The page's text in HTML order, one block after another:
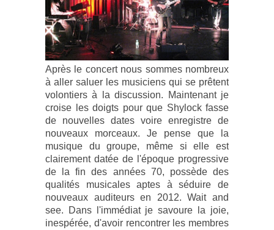
Après le concert nous sommes nombreux
à aller saluer les musiciens qui se prêtent
volontiers à la discussion. Maintenant je
croise les doigts pour que Shylock fasse
de nouvelles dates voire enregistre de
nouveaux morceaux. Je pense que la
musique du groupe, même si elle est
clairement datée de l'époque progressive
de la fin des années 70, possède des
qualités musicales aptes à séduire de
nouveaux auditeurs en 2012. Wait and
see. Dans l'immédiat je savoure la joie,
inespérée, d'avoir rencontrer les membres